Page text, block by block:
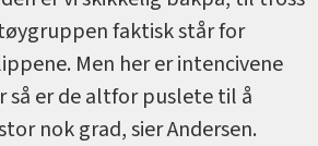
faktisk står for
Men her er intencivene
så er de altfor puslete til å
nok grad, sier Andersen.